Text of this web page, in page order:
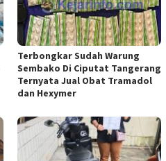
Terbongkar Sudah Warung
Sembako Di Ciputat Tangerang
Ternyata Jual Obat Tramadol
dan Hexymer